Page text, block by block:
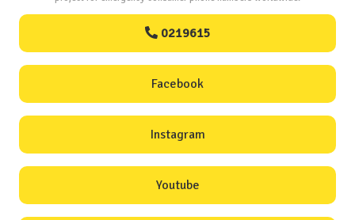
0219615
Facebook
Instagram
Youtube